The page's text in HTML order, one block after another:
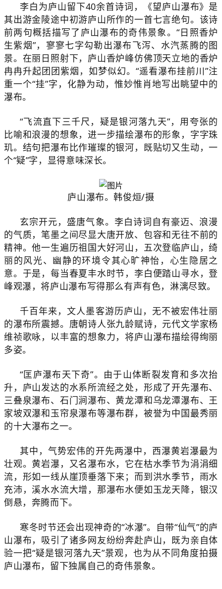
李白为庐山留下40余首诗词，《望庐山瀑布》是
其出游金陵途中初游庐山所作的一首七言绝句。该诗
前两句概括描写了庐山瀑布的奇伟景象。“日照香炉
生紫烟”，寥寥七字勾勒出瀑布飞泻、水汽蒸腾的图
景。在丽日照射下，庐山香炉峰仿佛顶天立地的香炉
冉冉升起团团紫烟，如梦似幻。“遥看瀑布挂前川”注
重一个“挂”字，化静为动，惟妙惟肖地写出眺望中的
瀑布。
“飞流直下三千尺，疑是银河落九天”，用夸张的
比喻和浪漫的想象，进一步描绘瀑布的形象，字字珠
玑。结句把瀑布比作璀璨的银河，既贴切又生动，一
个“疑”字，显得意味深长。
庐山瀑布。韩俊烜/摄
玄宗开元，盛唐气象。李白诗词自有豪迈、浪漫
的气质，笔墨之间尽显大唐开放、包容和无往不前的
精神。他一生遍历祖国大好河山，五次登临庐山，绮
丽的风光、幽静的环境令其心旷神怡，心生隐居之
意。于是，每当春夏丰水时节，李白便踏山寻水，登
峰观瀑，将庐山瀑布写得那么有声有色，淋漓尽致。
千百年来，文人墨客游历庐山，无不被宏伟壮丽
的瀑布所震撼。唐朝诗人张九龄赋诗，元代文学家杨
维祯歌咏，以丰富的想象力，将庐山瀑布描绘得绚丽
多姿。
“匡庐瀑布天下奇”。由于山体断裂发育和多次抬
升，庐山发达的水系所流经之处，形成了开先瀑布、
三叠泉瀑布、石门涧瀑布、黄龙潭和乌龙潭瀑布、王
家坡双瀑和玉帘泉瀑布等瀑布群，被誉为中国最秀丽
的十大瀑布之一。
其中，气势宏伟的开先两瀑中，西瀑黄岩瀑最为
壮观。黄岩瀑，又名瀑布水，它在枯水季节为涓涓细
流，形如一线从崖顶垂落下来；而到洪水季节，雨水
充沛，溪水水流大增，那瀑布水便如玉龙天降，银汉
倒悬，奔腾而下。
寒冬时节还会出现神奇的“冰瀑”。自带“仙气”的庐
山瀑布，吸引了诸多网友纷纷奔赴庐山，既为亲自体
验一把“疑是银河落九天”景观，也为从不同角度拍摄
庐山瀑布，留下独属自己的奇伟景象。